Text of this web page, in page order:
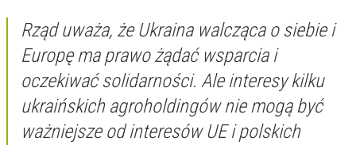
Rząd uważa, że Ukraina walcząca o siebie i
Europę ma prawo żądać wsparcia i
oczekiwać solidarności. Ale interesy kilku
ukraińskich agroholdingów nie mogą być
ważniejsze od interesów UE i polskich